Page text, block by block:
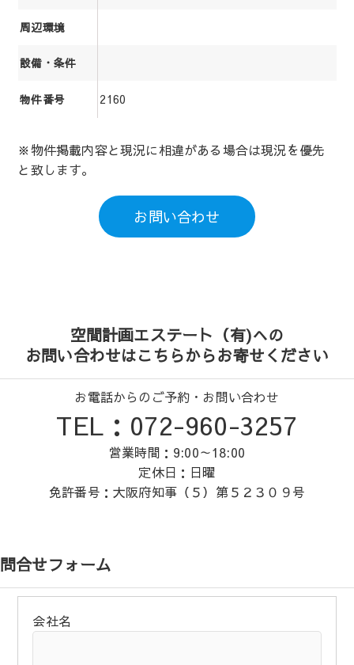
周辺環境
設備・条件
物件番号 2160
※物件掲載内容と現況に相違がある場合は現況を優先
と致します。
お問い合わせ
空間計画エステート（有)への
お問い合わせはこちらからお寄せください
お電話からのご予約・お問い合わせ
TEL：072-960-3257
営業時間：9:00～18:00
定休日：日曜
免許番号：大阪府知事（５）第５２３０９号
問合せフォーム
会社名